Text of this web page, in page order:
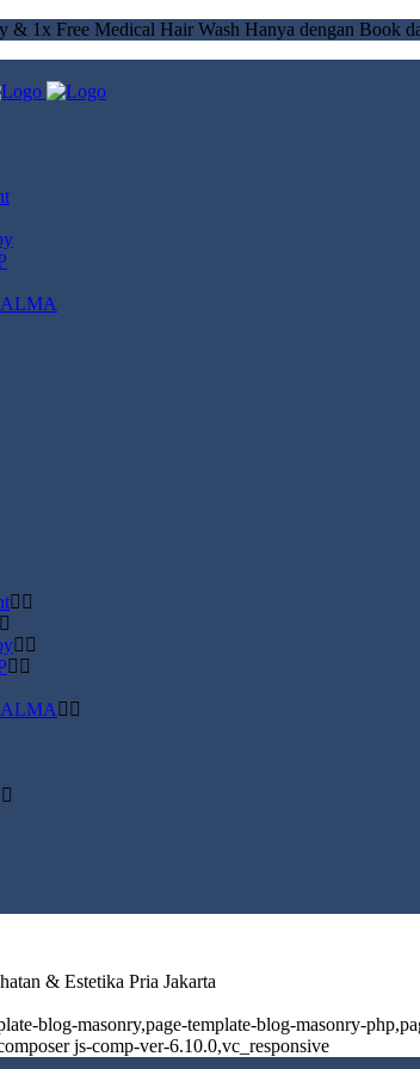
& 1x Free Medical Hair Wash Hanya dengan Book
ALMA
ALMA
& Estetika Pria Jakarta
blog-masonry,page-template-blog-masonry-
js-comp-ver-6.10.0,vc_responsive